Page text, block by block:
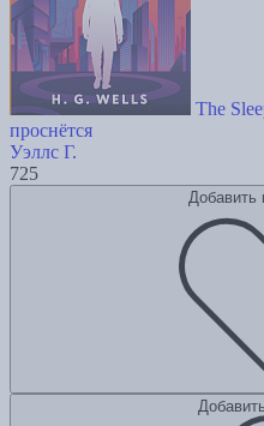
The
проснётся
Уэллс Г.
725
Добавить